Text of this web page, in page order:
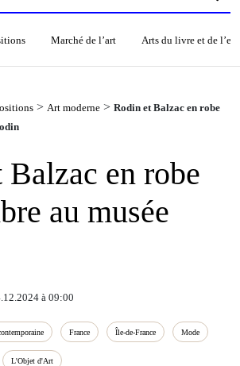
Marché de l’art Arts du livre et de
> Art moderne > Rodin et Balzac en robe
en robe
au musée
à 09:00
France Île‑de‑France Mode
L'Objet d'Art